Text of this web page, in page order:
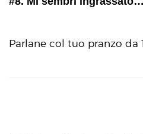
Parlane col tuo pranzo da